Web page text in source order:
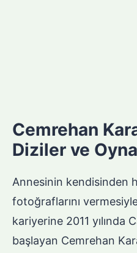
Cemrehan
Diziler ve
Annesinin kendisinden
fotoğraflarını
kariyerine 2011 yılında
başlayan Cemrehan